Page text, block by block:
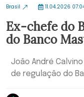
Brasil 11.04.2026
Ex-chefe do
do Banco
João André
de regulação do